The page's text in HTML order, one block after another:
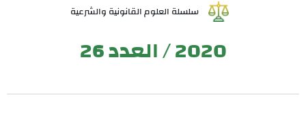
سلسلة العلوم القانونية والشرعية
2020 / العدد 26